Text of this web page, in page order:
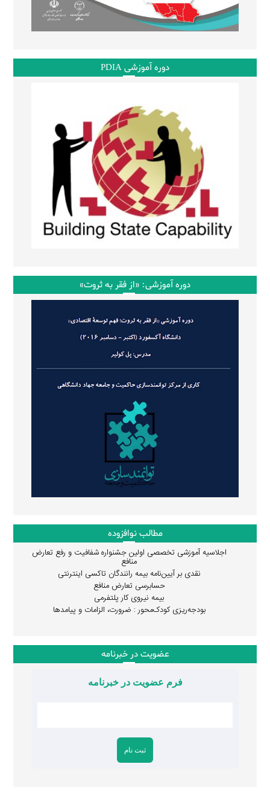
دوره آموزشی PDIA
دوره آموزشی: «از فقر به ثروت»
مطالب نوافزوده
اجلاسیه آموزشی تخصصی اولین جشنواره شفافیت و رفع تعارض
منافع
نقدی بر آیین‌نامه بیمه رانندگان تاکسی اینترنتی
حسابرسی تعارض منافع
بیمه نیروی کار پلتفرمی
بودجه‌ریزی کودک‌محور : ضرورت، الزامات و پیامدها
عضویت در خبرنامه
فرم عضویت در خبرنامه